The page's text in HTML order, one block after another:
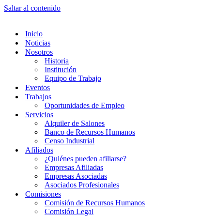
Saltar al contenido
Inicio
Noticias
Nosotros
Historia
Institución
Equipo de Trabajo
Eventos
Trabajos
Oportunidades de Empleo
Servicios
Alquiler de Salones
Banco de Recursos Humanos
Censo Industrial
Afiliados
¿Quiénes pueden afiliarse?
Empresas Afiliadas
Empresas Asociadas
Asociados Profesionales
Comisiones
Comisión de Recursos Humanos
Comisión Legal